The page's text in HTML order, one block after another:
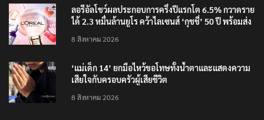
ลอรีอัลโชว์ผลประกอบการครึ่งปีแรกโต 6.5% กวาดราย
ได้ 2.3 หมื่นล้านยูโร คว้าไลเซนส์ ‘กุชชี่’ 50 ปี พร้อมส่ง
8 สิงหาคม 2026
‘แม่เด็ก 14’ ยกมือไหว้ขอโทษทั้งน้ำตาและแสดงความ
เสียใจกับครอบครัวผู้เสียชีวิต
8 สิงหาคม 2026